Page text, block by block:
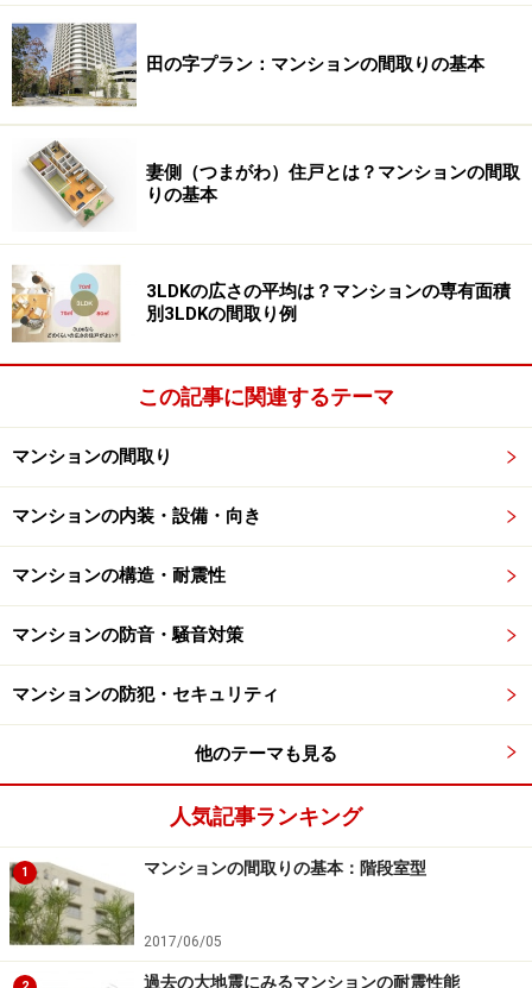
田の字プラン：マンションの間取りの基本
妻側（つまがわ）住戸とは？マンションの間取
りの基本
3LDKの広さの平均は？マンションの専有面積
別3LDKの間取り例
この記事に関連するテーマ
マンションの間取り
マンションの内装・設備・向き
マンションの構造・耐震性
マンションの防音・騒音対策
マンションの防犯・セキュリティ
他のテーマも見る
人気記事ランキング
1 マンションの間取りの基本：階段室型
2017/06/05
過去の大地震にみるマンションの耐震性能